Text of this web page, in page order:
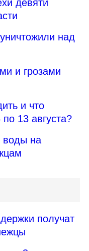
девяти
над
и грозами
и что
13 августа?
воды на
получат